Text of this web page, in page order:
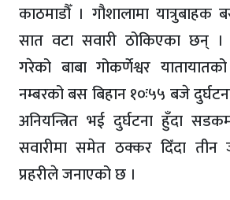
काठमाडौँ । गौशालामा यात्रुबाहक
सात वटा सवारी ठोकिएका छन् ।
गरेको बाबा गोकर्णेश्वर
नम्बरको बस बिहान १०ः५५ बजे
अनियन्त्रित भई दुर्घटना हुँदा
सवारीमा समेत ठक्कर दिँदा
प्रहरीले जनाएको छ ।